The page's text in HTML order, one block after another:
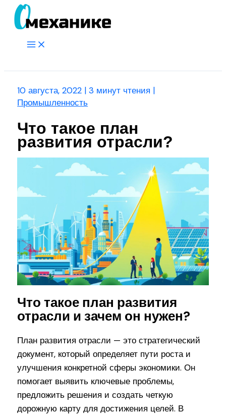
Перейти
Main
10 августа, 2022 |3 минут чтения |
Промышленность
Что такое план
развития отрасли?
Что такое план развития
отрасли и зачем он нужен?
План развития отрасли — это стратегический
документ, который определяет пути роста и
улучшения конкретной сферы экономики. Он
помогает выявить ключевые проблемы,
предложить решения и создать четкую
дорожную карту для достижения целей. В